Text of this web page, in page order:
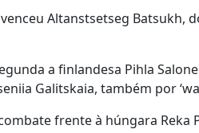
Altanstsetseg Batsukh,
a finlandesa Pihla
Galitskaia, também por
frente à húngara